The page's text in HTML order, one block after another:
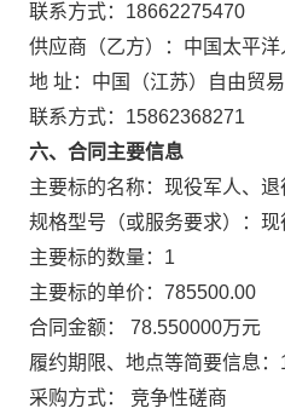
联系方式：18662275470
供应商（乙方）：中国太平
地 址：中国（江苏）自由贸
联系方式：15862368271
六、合同主要信息
主要标的名称：现役军人、
规格型号（或服务要求）：
主要标的数量：1
主要标的单价：785500.00
合同金额： 78.550000万元
履约期限、地点等简要信息：
采购方式： 竞争性磋商